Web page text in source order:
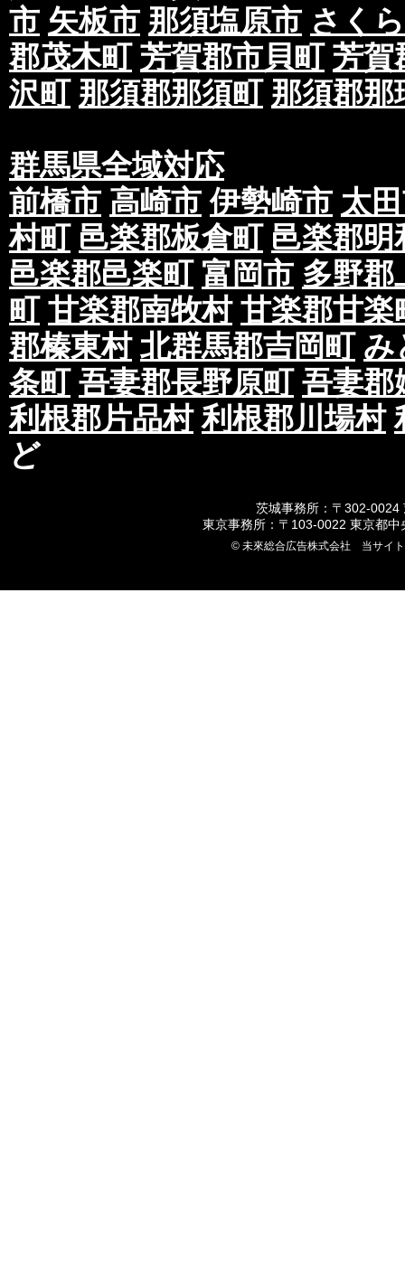
市 矢板市 那須塩原市 さく
郡茂木町 芳賀郡市貝町 芳賀
沢町 那須郡那須町 那須郡那
群馬県全域対応
前橋市 高崎市 伊勢崎市 太
村町 邑楽郡板倉町 邑楽郡明
邑楽郡邑楽町 富岡市 多野郡
町 甘楽郡南牧村 甘楽郡甘楽
郡榛東村 北群馬郡吉岡町 み
条町 吾妻郡長野原町 吾妻郡
利根郡片品村 利根郡川場村
ど
茨城事務所：〒302-0024
東京事務所：〒103-0022 東京都
© 未來総合広告株式会社 当サイ